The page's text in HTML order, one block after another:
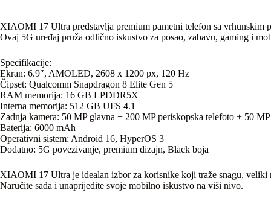
XIAOMI 17 Ultra predstavlja premium pametni telefon sa vrhunskim
Ovaj 5G uređaj pruža odlično iskustvo za posao, zabavu, gaming i
Specifikacije:
Ekran: 6.9″, AMOLED, 2608 x 1200 px, 120 Hz
Čipset: Qualcomm Snapdragon 8 Elite Gen 5
RAM memorija: 16 GB LPDDR5X
Interna memorija: 512 GB UFS 4.1
Zadnja kamera: 50 MP glavna + 200 MP periskopska telefoto + 50
Baterija: 6000 mAh
Operativni sistem: Android 16, HyperOS 3
Dodatno: 5G povezivanje, premium dizajn, Black boja
XIAOMI 17 Ultra je idealan izbor za korisnike koji traže snagu, veliki
Naručite sada i unaprijedite svoje mobilno iskustvo na viši nivo.